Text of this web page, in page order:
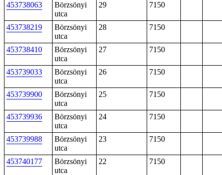
453738063
Börzsönyi
utca
29 7150
453738219
Börzsönyi
utca
28 7150
453738410
Börzsönyi
utca
27 7150
453739033
Börzsönyi
utca
26 7150
453739900
Börzsönyi
utca
25 7150
453739936
Börzsönyi
utca
24 7150
453739988
Börzsönyi
utca
23 7150
453740177
Börzsönyi
utca
22 7150